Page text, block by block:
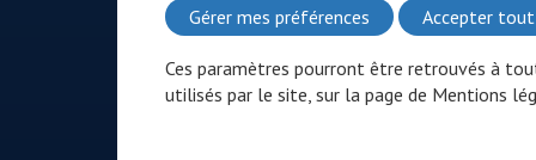
Gérer mes préférences Accepter tout
Ces paramètres pourront être retrouvés à
utilisés par le site, sur la page de Mentions